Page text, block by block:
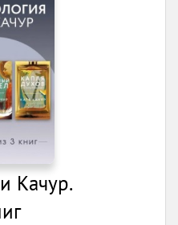
Качур.